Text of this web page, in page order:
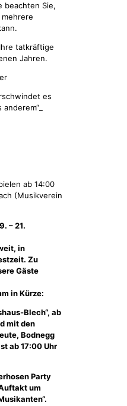
beachten Sie,
tatkräftige
Jahren.
es
ab 14:00
(Musikverein
– 21.
in
Zu
Gäste
in Kürze:
Blech“, ab
mit den
Bodnegg
ab 17:00 Uhr
Party
um